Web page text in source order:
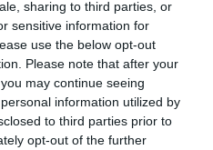
sharing to third parties, or
sensitive information for
use the below opt-out
Please note that after your
may continue seeing
information utilized by
to third parties prior to
opt-out of the further
Trois parcs nationaux
de cette catégorie pour le
les activités d’altitude.
situé au cœur des
sa nature abondante qui
en plein air telles